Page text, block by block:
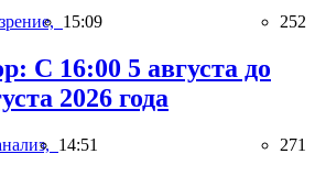
15:09 252
С 16:00 5 августа до
2026 года
14:51 271